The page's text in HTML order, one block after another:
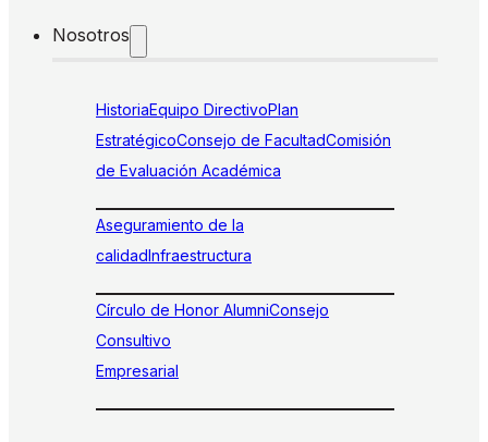
Nosotros
HistoriaEquipo DirectivoPlan
EstratégicoConsejo de FacultadComisión
de Evaluación Académica
Aseguramiento de la
calidadInfraestructura
Círculo de Honor AlumniConsejo
Consultivo
Empresarial